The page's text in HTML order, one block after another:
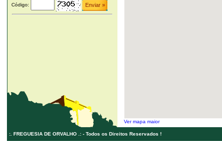
Código:
Ver mapa maior
:. FREGUESIA DE ORVALHO .: - Todos os Direitos Reservados !